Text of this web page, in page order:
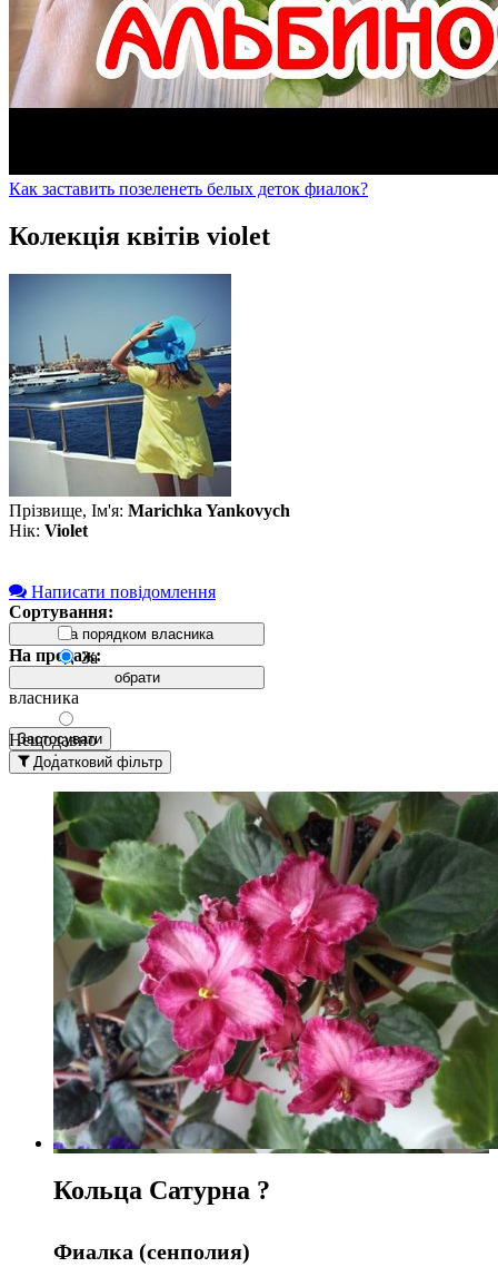
Как заставить позеленеть белых деток фиалок?
Колекція квітів violet
Прізвище, Ім'я: Marichka Yankovych
Нік: Violet
Написати повідомлення
Сортування:
За порядком власника
За
власника
Нещодавно
додані
вгорі
Давно
додані
За
назвою А-
За
назвою Я-
На продаж:
обрати
Лист
Застосувати
Додатковий фільтр
Кольца Сатурна ?
Фиалка (сенполия)